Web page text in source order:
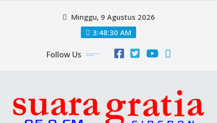
Minggu, 9 Agustus 2026
3:48:31 AM
Follow Us